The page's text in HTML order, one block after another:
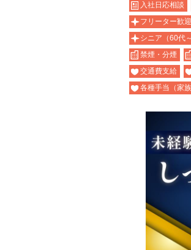
入社日応相談
フリーター歓迎
シニア（60代
禁煙・分煙
交通費支給
各種手当（家